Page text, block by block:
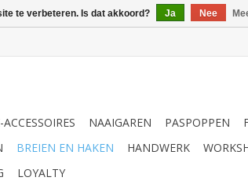
NAAIGAREN PASPOPPEN
BREIEN EN HAKEN HANDWERK
LOYALTY
te verbeteren. Is dat akkoord? Ja Nee